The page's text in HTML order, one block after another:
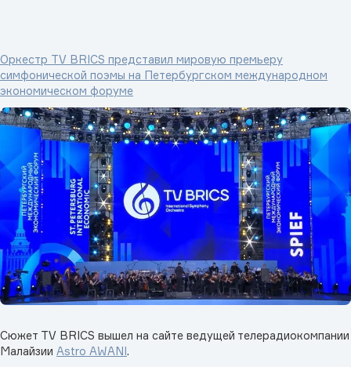
Оркестр TV BRICS представил мировую премьеру
симфонической поэмы на Петербургском международном
экономическом форуме
Сюжет TV BRICS вышел на сайте ведущей телерадиокомпании
Малайзии Astro AWANI.